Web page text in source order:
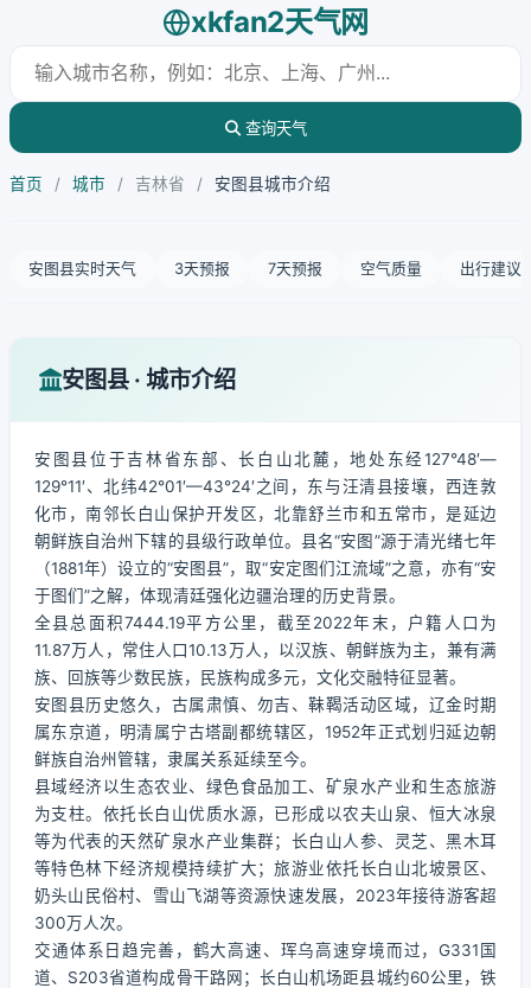
xkfan2天气网
查询天气
首页 / 城市 / 吉林省 / 安图县城市介绍
安图县实时天气 3天预报 7天预报 空气质量 出行建议
安图县 · 城市介绍
安图县位于吉林省东部、长白山北麓，地处东经127°48′—
129°11′、北纬42°01′—43°24′之间，东与汪清县接壤，西连敦
化市，南邻长白山保护开发区，北靠舒兰市和五常市，是延边
朝鲜族自治州下辖的县级行政单位。县名“安图”源于清光绪七年
（1881年）设立的“安图县”，取“安定图们江流域”之意，亦有“安
于图们”之解，体现清廷强化边疆治理的历史背景。
全县总面积7444.19平方公里，截至2022年末，户籍人口为
11.87万人，常住人口10.13万人，以汉族、朝鲜族为主，兼有满
族、回族等少数民族，民族构成多元，文化交融特征显著。
安图县历史悠久，古属肃慎、勿吉、靺鞨活动区域，辽金时期
属东京道，明清属宁古塔副都统辖区，1952年正式划归延边朝
鲜族自治州管辖，隶属关系延续至今。
县域经济以生态农业、绿色食品加工、矿泉水产业和生态旅游
为支柱。依托长白山优质水源，已形成以农夫山泉、恒大冰泉
等为代表的天然矿泉水产业集群；长白山人参、灵芝、黑木耳
等特色林下经济规模持续扩大；旅游业依托长白山北坡景区、
奶头山民俗村、雪山飞湖等资源快速发展，2023年接待游客超
300万人次。
交通体系日趋完善，鹤大高速、珲乌高速穿境而过，G331国
道、S203省道构成骨干路网；长白山机场距县城约60公里，铁